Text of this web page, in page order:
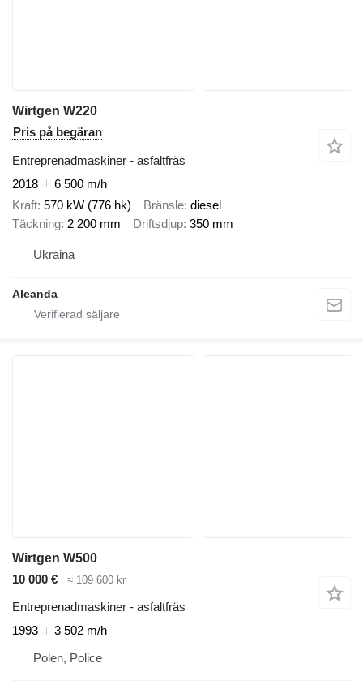
Wirtgen W220
Pris på begäran
Entreprenadmaskiner - asfaltfräs
2018
6 500 m/h
Kraft 570 kW (776 hk) Bränsle diesel
Täckning 2 200 mm Driftsdjup 350 mm
Ukraina
Aleanda
Wirtgen W500
10 000 €
≈ 109 600 kr
Entreprenadmaskiner - asfaltfräs
1993
3 502 m/h
Polen, Police